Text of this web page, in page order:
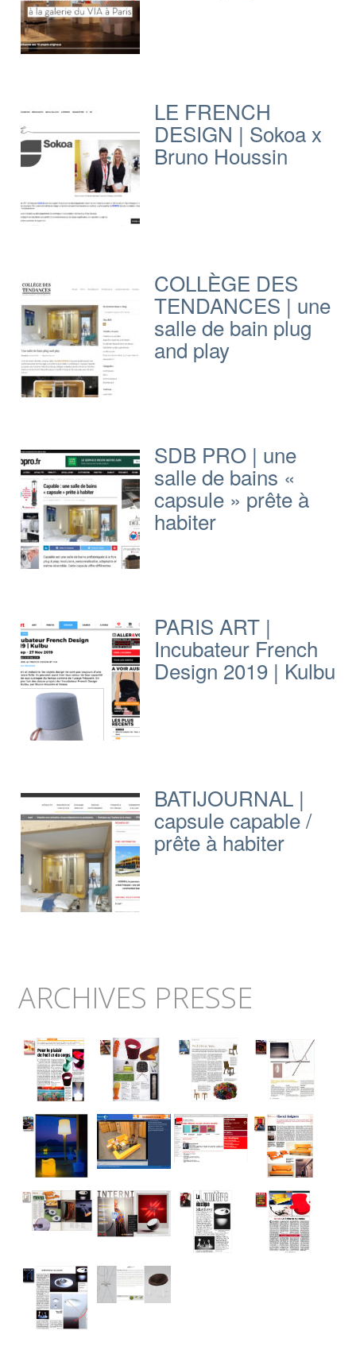
LE FRENCH
DESIGN | Sokoa x
Bruno Houssin
COLLÈGE DES
TENDANCES | une
salle de bain plug
and play
SDB PRO | une
salle de bains «
capsule » prête à
habiter
PARIS ART |
Incubateur French
Design 2019 | Kulbu
BATIJOURNAL |
capsule capable /
prête à habiter
ARCHIVES PRESSE